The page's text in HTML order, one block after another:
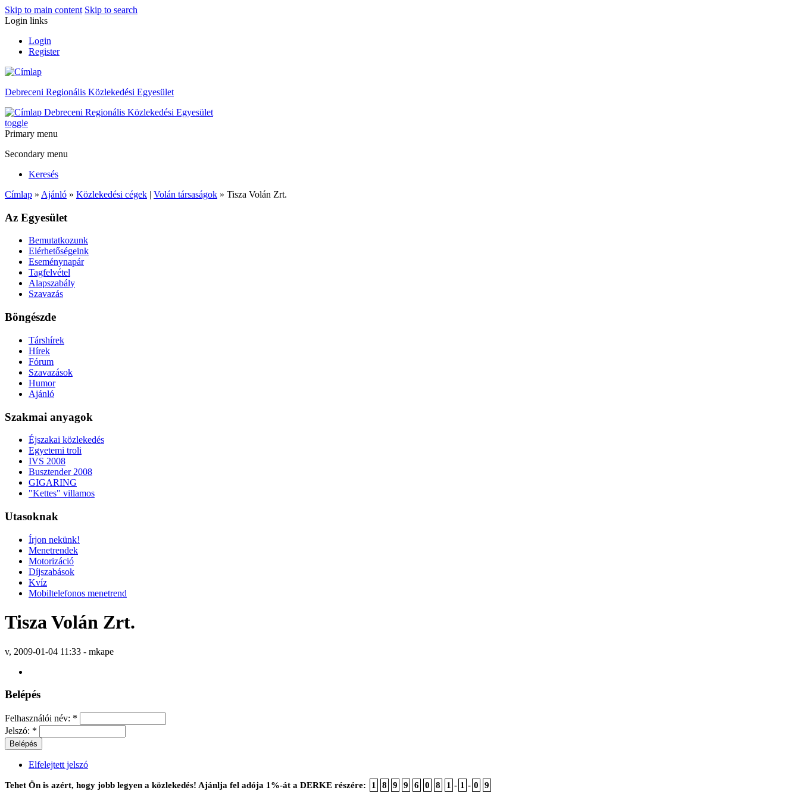
Skip to main content Skip to search
Login links
Login
Register
Debreceni Regionális Közlekedési Egyesület
Debreceni Regionális Közlekedési Egyesület
toggle
Primary menu
Secondary menu
Keresés
Címlap » Ajánló » Közlekedési cégek | Volán társaságok » Tisza Volán Zrt.
Az Egyesület
Bemutatkozunk
Elérhetőségeink
Eseménynapár
Tagfelvétel
Alapszabály
Szavazás
Böngészde
Társhírek
Hírek
Fórum
Szavazások
Humor
Ajánló
Szakmai anyagok
Éjszakai közlekedés
Egyetemi troli
IVS 2008
Busztender 2008
GIGARING
"Kettes" villamos
Utasoknak
Írjon nekünk!
Menetrendek
Motorizáció
Díjszabások
Kvíz
Mobiltelefonos menetrend
Tisza Volán Zrt.
v, 2009-01-04 11:33 - mkape
Belépés
Felhasználói név: *
Jelszó: *
Elfelejtett jelszó
Tehet Ön is azért, hogy jobb legyen a közlekedés! Ajánlja fel adója 1%-át a DERKE részére: 1 8 9 9 6 0 8 1 - 1 - 0 9